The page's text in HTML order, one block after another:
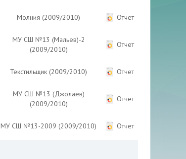
Молния (2009/2010) Отчет
МУ СШ №13 (Мальев)-2
(2009/2010)
Отчет
Текстильщик (2009/2010) Отчет
МУ СШ №13 (Джолаев)
(2009/2010)
Отчет
МУ СШ №13-2009 (2009/2010) Отчет